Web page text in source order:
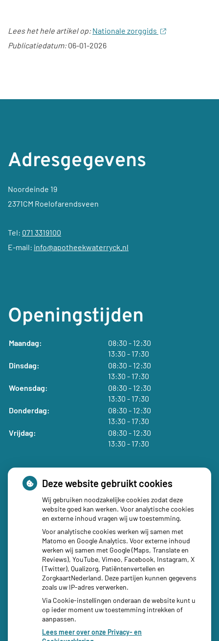
Lees het hele artikel op: Nationale zorggids
Publicatiedatum:06-01-2026
Adresgegevens
Noordeinde 19
2371CM Roelofarendsveen
Tel: 071 3319100
E-mail: info@apotheekwaterryck.nl
Openingstijden
Maandag: 08:30 tot
- 12:30
13:30 tot
- 17:30
Dinsdag:
08:30 tot
- 12:30
13:30 tot
- 17:30
Woensdag:
08:30 tot
- 12:30
13:30 tot
- 17:30
Donderdag:
08:30 tot
- 12:30
13:30 tot
- 17:30
Vrijdag:
08:30 tot
- 12:30
13:30 tot
- 17:30
Social media
Deze website gebruikt cookies
Wij gebruiken noodzakelijke cookies zodat deze
website goed kan werken. Voor analytische cookies
en externe inhoud vragen wij uw toestemming.
Voor analytische cookies werken wij samen met
Matomo en Google Analytics. Voor externe inhoud
werken wij samen met Google (Maps, Translate en
Reviews), YouTube, Vimeo, Facebook, Instagram, X
(Twitter), Qualizorg, Patiëntenvertellen en
ZorgkaartNederland. Deze partijen kunnen gegevens
zoals uw IP-adres verwerken.
Via Cookie-instellingen onderaan de website kunt u
op ieder moment uw toestemming intrekken of
aanpassen.
Lees meer over onze Privacy- en